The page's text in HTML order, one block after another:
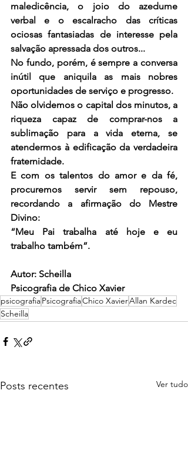
maledicência, o joio do azedume
verbal e o escalracho das críticas
ociosas fantasiadas de interesse pela
salvação apressada dos outros...
No fundo, porém, é sempre a conversa
inútil que aniquila as mais nobres
oportunidades de serviço e progresso.
Não olvidemos o capital dos minutos, a
riqueza capaz de comprar-nos a
sublimação para a vida eterna, se
atendermos à edificação da verdadeira
fraternidade.
E com os talentos do amor e da fé,
procuremos servir sem repouso,
recordando a afirmação do Mestre
Divino:
“Meu Pai trabalha até hoje e eu
trabalho também”.
Autor: Scheilla
Psicografia de Chico Xavier
psicografiaPsicografiaChico XavierAllan Kardec
Scheilla
Posts recentes Ver tudo